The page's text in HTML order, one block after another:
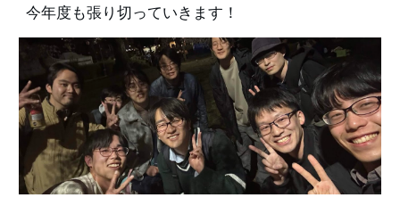
今年度も張り切っていきます！